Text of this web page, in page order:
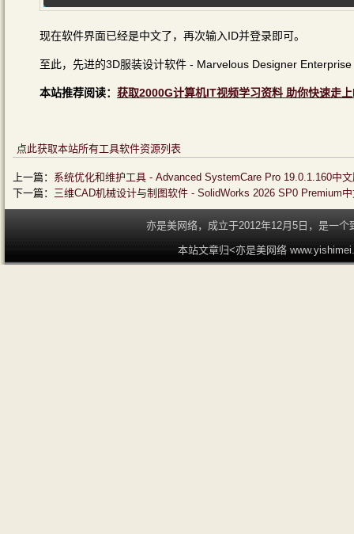
现在软件界面已经是中文了，再次输入ID并登录即可。
至此，先进的3D服装设计软件 - Marvelous Designer
本站推荐阅读： 获取2000G计算机IT视频学习资料 助你快速走
点此获取本站所有工具软件资源列表
上一篇： 系统优化和维护工具 - Advanced SystemCare Pro 19.0.1.160中
下一篇： 三维CAD机械设计与制图软件 - SolidWorks 2026 SP0 Premium
亦是美网络，成立于2012年12月5日，是一
本站文章归<亦是美网络